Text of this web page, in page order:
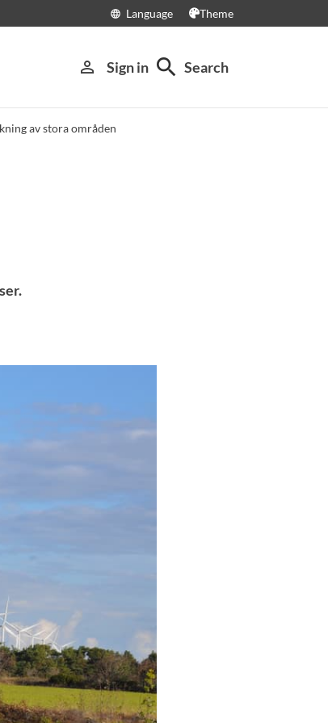
language Language Theme
person_outline Sign in search Search
av stora områden